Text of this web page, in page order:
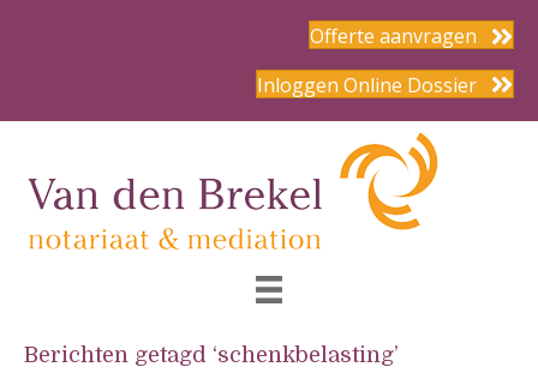
Offerte aanvragen
Inloggen Online Dossier
Berichten getagd ‘schenkbelasting’